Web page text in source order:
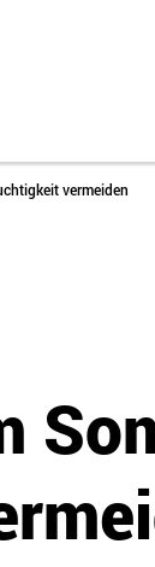
vermeiden